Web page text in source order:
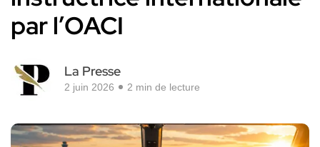
par l’OACI
La Presse
2 juin 2026 2 min de lecture